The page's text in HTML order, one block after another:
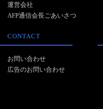
運営会社
AFP通信会長ごあいさつ
CONTACT
お問い合わせ
広告のお問い合わせ